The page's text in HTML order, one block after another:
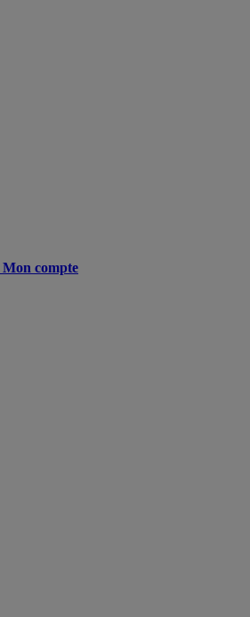
Mon compte